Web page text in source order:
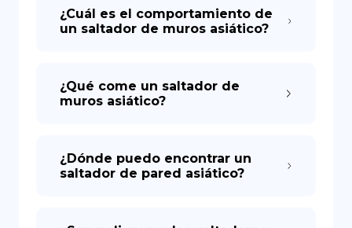
¿Cuál es el comportamiento de
un saltador de muros asiático?
¿Qué come un saltador de
muros asiático?
¿Dónde puedo encontrar un
saltador de pared asiático?